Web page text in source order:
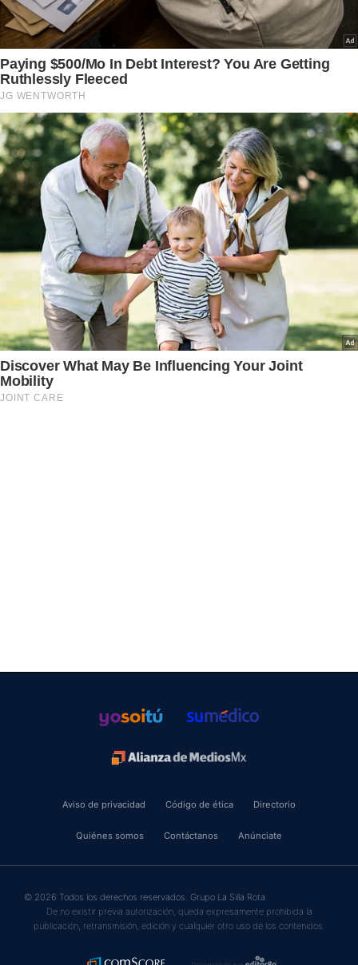
Aviso de privacidad Código de ética Directorio
Quiénes somos Contáctanos Anúnciate
© 2026 Todos los derechos reservados. Grupo La Silla Rota.
De no existir previa autorización, queda expresamente prohibida la
publicación, retransmisión, edición y cualquier otro uso de los contenidos.